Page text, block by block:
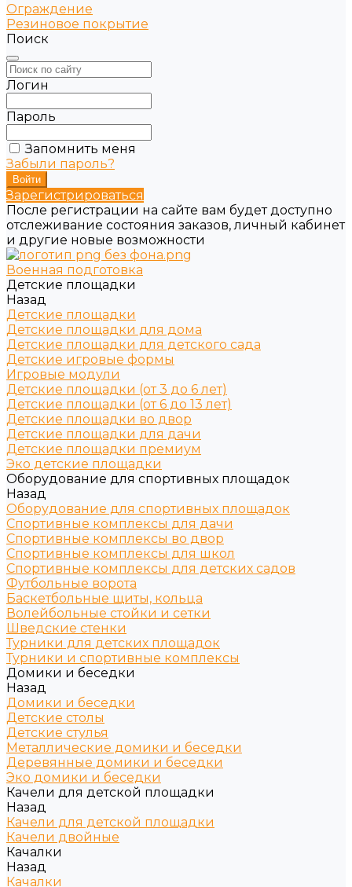
Ограждение
Резиновое покрытие
Поиск
Логин
Пароль
Запомнить меня
Забыли пароль?
Зарегистрироваться
После регистрации на сайте вам будет доступно
отслеживание состояния заказов, личный кабинет
и другие новые возможности
Военная подготовка
Детские площадки
Назад
Детские площадки
Детские площадки для дома
Детские площадки для детского сада
Детские игровые формы
Игровые модули
Детские площадки (от 3 до 6 лет)
Детские площадки (от 6 до 13 лет)
Детские площадки во двор
Детские площадки для дачи
Детские площадки премиум
Эко детские площадки
Оборудование для спортивных площадок
Назад
Оборудование для спортивных площадок
Спортивные комплексы для дачи
Спортивные комплексы во двор
Спортивные комплексы для школ
Спортивные комплексы для детских садов
Футбольные ворота
Баскетбольные щиты, кольца
Волейбольные стойки и сетки
Шведские стенки
Турники для детских площадок
Турники и спортивные комплексы
Домики и беседки
Назад
Домики и беседки
Детские столы
Детские стулья
Металлические домики и беседки
Деревянные домики и беседки
Эко домики и беседки
Качели для детской площадки
Назад
Качели для детской площадки
Качели двойные
Качалки
Назад
Качалки